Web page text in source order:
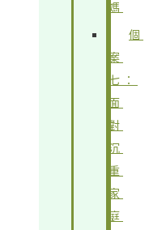
媽
個
案
七：
面
對
沉
重
家
庭